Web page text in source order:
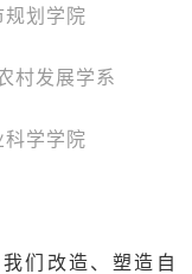
划学院
村发展学系
科学学院
们改造、塑造自